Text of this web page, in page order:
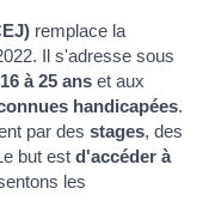
remplace la
Il s'adresse sous
à 25 ans et aux
handicapées.
par des stages, des
but est d'accéder à
les